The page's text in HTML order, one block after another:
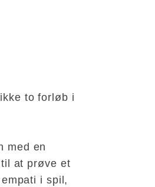
to forløb i
med en
at prøve et
i spil,